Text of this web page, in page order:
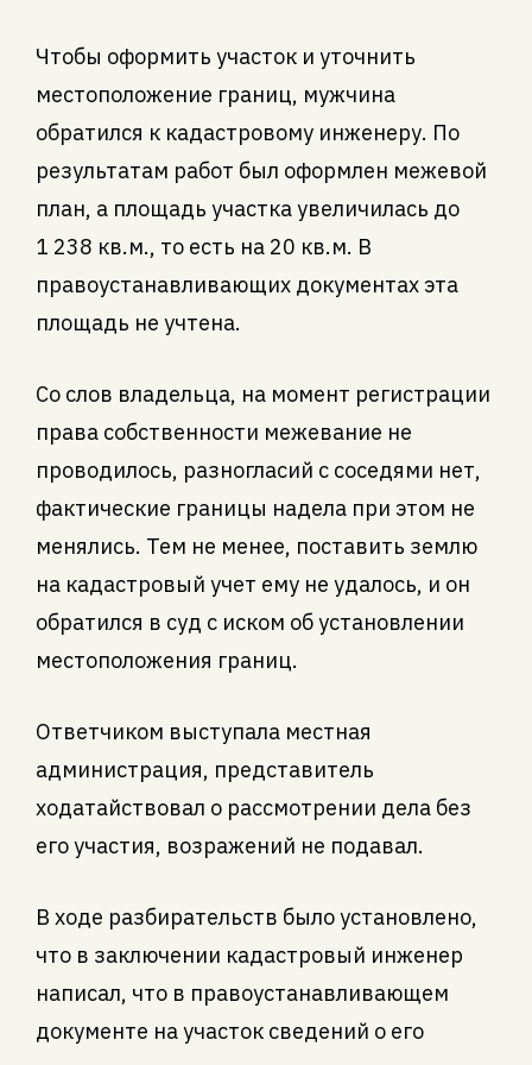
Чтобы оформить участок и уточнить
местоположение границ, мужчина
обратился к кадастровому инженеру. По
результатам работ был оформлен межевой
план, а площадь участка увеличилась до
1 238 кв.м., то есть на 20 кв.м. В
правоустанавливающих документах эта
площадь не учтена.
Со слов владельца, на момент регистрации
права собственности межевание не
проводилось, разногласий с соседями нет,
фактические границы надела при этом не
менялись. Тем не менее, поставить землю
на кадастровый учет ему не удалось, и он
обратился в суд с иском об установлении
местоположения границ.
Ответчиком выступала местная
администрация, представитель
ходатайствовал о рассмотрении дела без
его участия, возражений не подавал.
В ходе разбирательств было установлено,
что в заключении кадастровый инженер
написал, что в правоустанавливающем
документе на участок сведений о его